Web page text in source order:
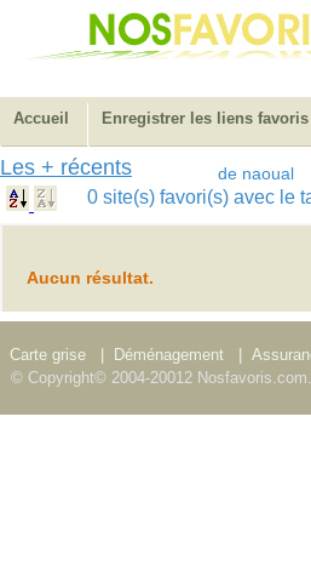
Accueil Enregistrer les liens favoris
Les + récents de naoual
0 site(s) favori(s) avec le
Aucun résultat.
Carte grise Déménagement
© Copyright© 2004-20012